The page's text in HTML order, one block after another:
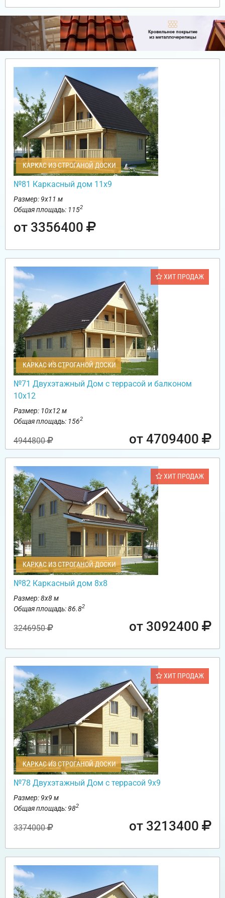
КАРКАС ИЗ СТРОГАНОЙ ДОСКИ
№81 Каркасный дом 11х9
Размер: 9х11 м
Общая площадь: 1152
от 3356400
ХИТ ПРОДАЖ
КАРКАС ИЗ СТРОГАНОЙ ДОСКИ
№71 Двухэтажный Дом с террасой и балконом
10х12
Размер: 10х12 м
Общая площадь: 1562
4944800 от 4709400
ХИТ ПРОДАЖ
КАРКАС ИЗ СТРОГАНОЙ ДОСКИ
№82 Каркасный дом 8х8
Размер: 8х8 м
Общая площадь: 86.82
3246950 от 3092400
ХИТ ПРОДАЖ
КАРКАС ИЗ СТРОГАНОЙ ДОСКИ
№78 Двухэтажный Дом с террасой 9х9
Размер: 9х9 м
Общая площадь: 982
3374000 от 3213400